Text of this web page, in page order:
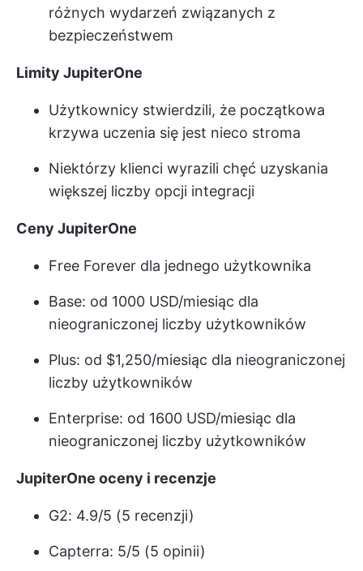
różnych wydarzeń związanych z
bezpieczeństwem
Limity JupiterOne
Użytkownicy stwierdzili, że początkowa
krzywa uczenia się jest nieco stroma
Niektórzy klienci wyrazili chęć uzyskania
większej liczby opcji integracji
Ceny JupiterOne
Free Forever dla jednego użytkownika
Base: od 1000 USD/miesiąc dla
nieograniczonej liczby użytkowników
Plus: od $1,250/miesiąc dla nieograniczonej
liczby użytkowników
Enterprise: od 1600 USD/miesiąc dla
nieograniczonej liczby użytkowników
JupiterOne oceny i recenzje
G2: 4.9/5 (5 recenzji)
Capterra: 5/5 (5 opinii)